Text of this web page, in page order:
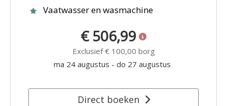
Vaatwasser en wasmachine
€ 506,99
Exclusief € 100,00 borg
ma 24 augustus - do 27 augustus
Direct boeken